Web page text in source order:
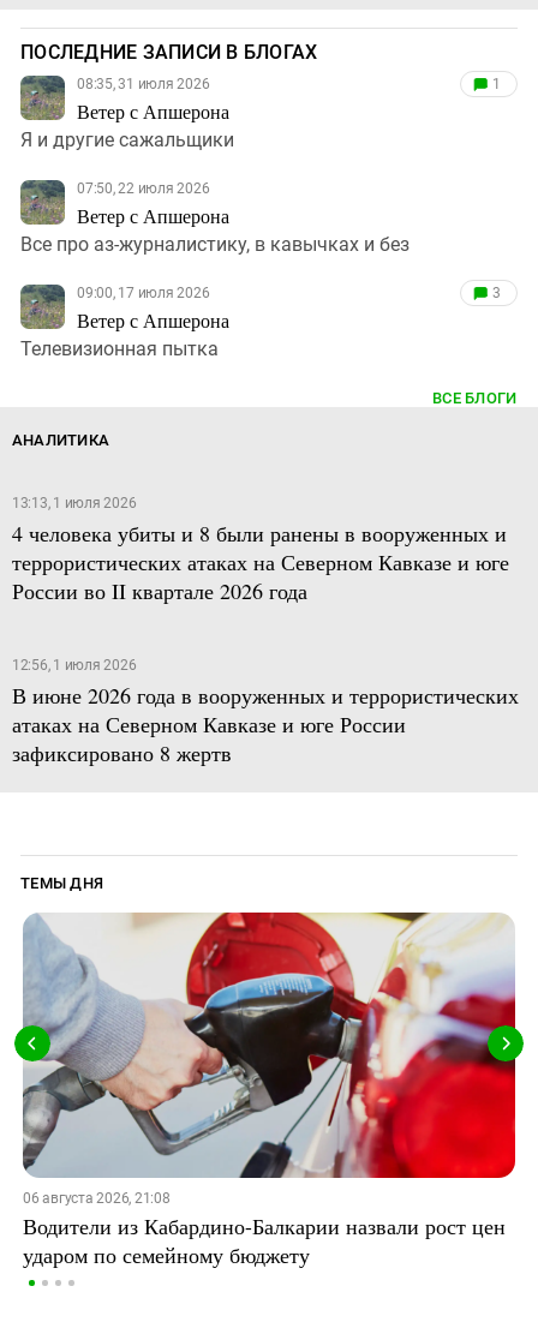
ПОСЛЕДНИЕ ЗАПИСИ В БЛОГАХ
08:35, 31 июля 2026
Ветер с Апшерона
1
Я и другие сажальщики
07:50, 22 июля 2026
Ветер с Апшерона
Все про аз-журналистику, в кавычках и без
09:00, 17 июля 2026
Ветер с Апшерона
3
Телевизионная пытка
ВСЕ БЛОГИ
АНАЛИТИКА
13:13, 1 июля 2026
4 человека убиты и 8 были ранены в вооруженных и
террористических атаках на Северном Кавказе и юге
России во II квартале 2026 года
12:56, 1 июля 2026
В июне 2026 года в вооруженных и террористических
атаках на Северном Кавказе и юге России
зафиксировано 8 жертв
ТЕМЫ ДНЯ
06 августа 2026, 21:08
Водители из Кабардино-Балкарии назвали рост цен
ударом по семейному бюджету